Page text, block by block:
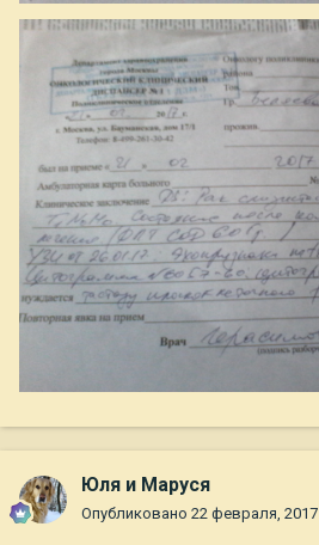
Юля и Маруся
Опубликовано 22 февраля, 2017